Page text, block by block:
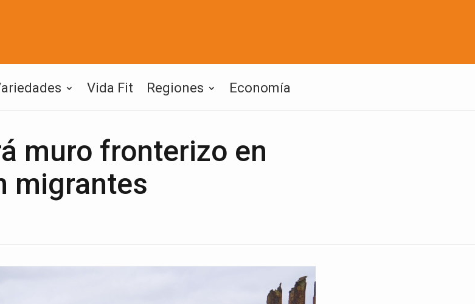
Vida Fit Regiones Economía
muro fronterizo en
migrantes